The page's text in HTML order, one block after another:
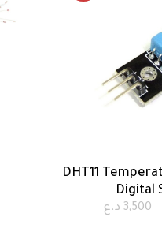
السلة
DHT11
Digital
3,500د.ع